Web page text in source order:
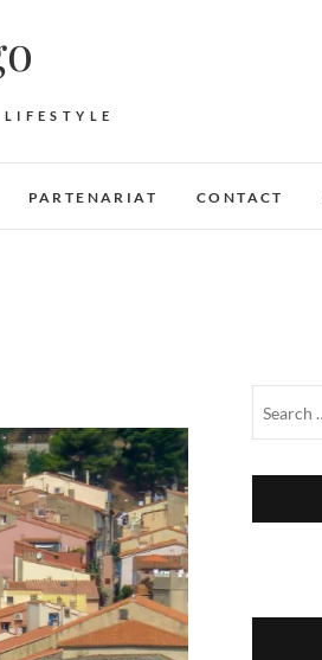
PARTENARIAT CONTACT